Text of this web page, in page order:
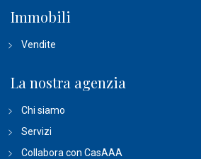
Immobili
Vendite
La nostra agenzia
Chi siamo
Servizi
Collabora con CasAAA